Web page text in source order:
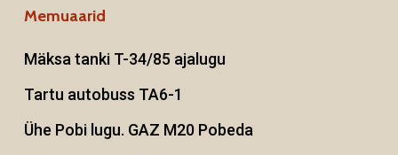
Memuaarid
Mäksa tanki T-34/85 ajalugu
Tartu autobuss TA6-1
Ühe Pobi lugu. GAZ M20 Pobeda